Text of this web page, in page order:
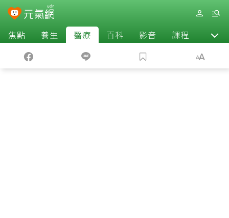
焦點 養生 醫療 百科 影音 課程 退休